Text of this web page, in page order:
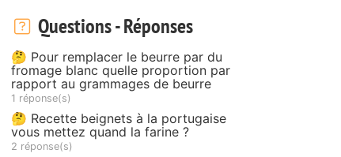
Questions - Réponses
🤔 Pour remplacer le beurre par du
fromage blanc quelle proportion par
rapport au grammages de beurre
1 réponse(s)
🤔 Recette beignets à la portugaise
vous mettez quand la farine ?
2 réponse(s)